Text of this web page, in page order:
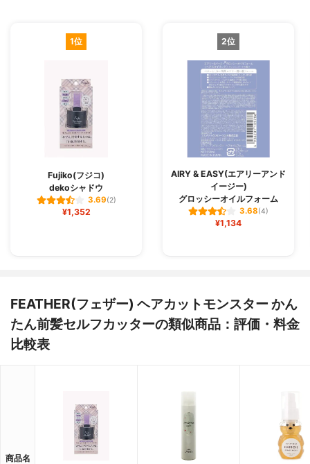
1位
Fujiko(フジコ)
dekoシャドウ
3.69(2)
¥1,352
2位
AIRY & EASY(エアリーアンド
イージー)
グロッシーオイルフォーム
3.68(4)
¥1,134
FEATHER(フェザー) ヘアカットモンスター かん
たん前髪セルフカッターの類似商品：評価・料金
比較表
商品名